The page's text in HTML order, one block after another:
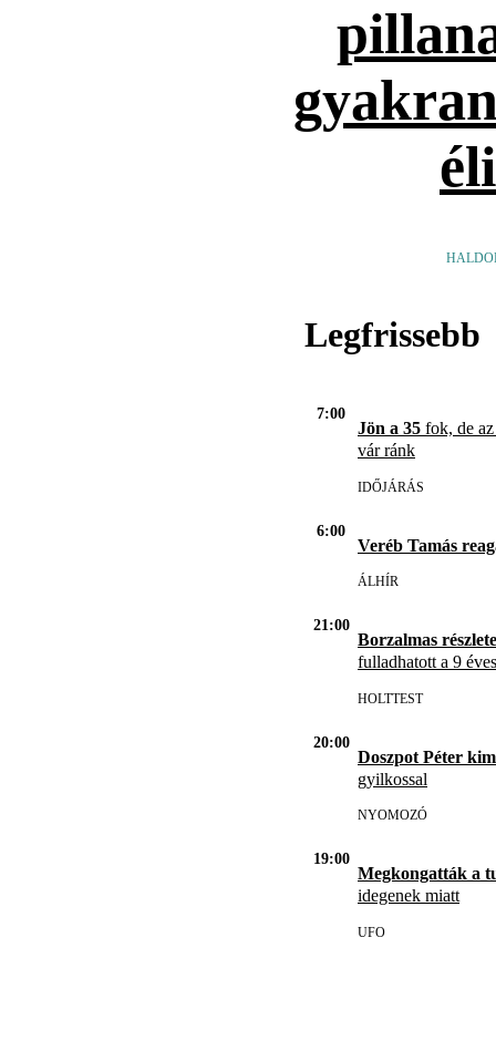
Legfrissebb
7:00
Jön a 35 fok, de
vár ránk
IDŐJÁRÁS
6:00
Veréb Tamás
ÁLHÍR
21:00
Borzalmas
fulladhatott a 9
HOLTTEST
20:00
Doszpot Péter
gyilkossal
NYOMOZÓ
19:00
Megkongatták a
idegenek miatt
UFO